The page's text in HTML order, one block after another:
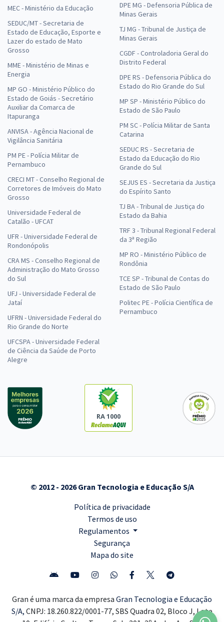
MEC - Ministério da Educação
SEDUC/MT - Secretaria de
Estado de Educação, Esporte e
Lazer do estado de Mato
Grosso
MME - Ministério de Minas e
Energia
MP GO - Ministério Público do
Estado de Goiás - Secretário
Auxiliar da Comarca de
Itapuranga
ANVISA - Agência Nacional de
Vigilância Sanitária
PM PE - Polícia Militar de
Pernambuco
CRECI MT - Conselho Regional de
Corretores de Imóveis do Mato
Grosso
Universidade Federal de
Catalão - UFCAT
UFR - Universidade Federal de
Rondonópolis
CRA MS - Conselho Regional de
Administração do Mato Grosso
do Sul
UFJ - Universidade Federal de
Jataí
UFRN - Universidade Federal do
Rio Grande do Norte
UFCSPA - Universidade Federal
de Ciência da Saúde de Porto
Alegre
DPE MG - Defensoria Pública de
Minas Gerais
TJ MG - Tribunal de Justiça de
Minas Gerais
CGDF - Controladoria Geral do
Distrito Federal
DPE RS - Defensoria Pública do
Estado do Rio Grande do Sul
MP SP - Ministério Público do
Estado de São Paulo
PM SC - Polícia Militar de Santa
Catarina
SEDUC RS - Secretaria de
Estado da Educação do Rio
Grande do Sul
SEJUS ES - Secretaria da Justiça
do Espírito Santo
TJ BA - Tribunal de Justiça do
Estado da Bahia
TRF 3 - Tribunal Regional Federal
da 3ª Região
MP RO - Ministério Público de
Rondônia
TCE SP - Tribunal de Contas do
Estado de São Paulo
Politec PE - Polícia Científica de
Pernambuco
RA 1000
© 2012 - 2026 Gran Tecnologia e Educação S/A
Política de privacidade
Termos de uso
Regulamentos
Segurança
Mapa do site
Gran é uma marca da empresa Gran Tecnologia e Educação
S/A, CNPJ: 18.260.822/0001-77, SBS Quadra 02, Bloco J, Lote